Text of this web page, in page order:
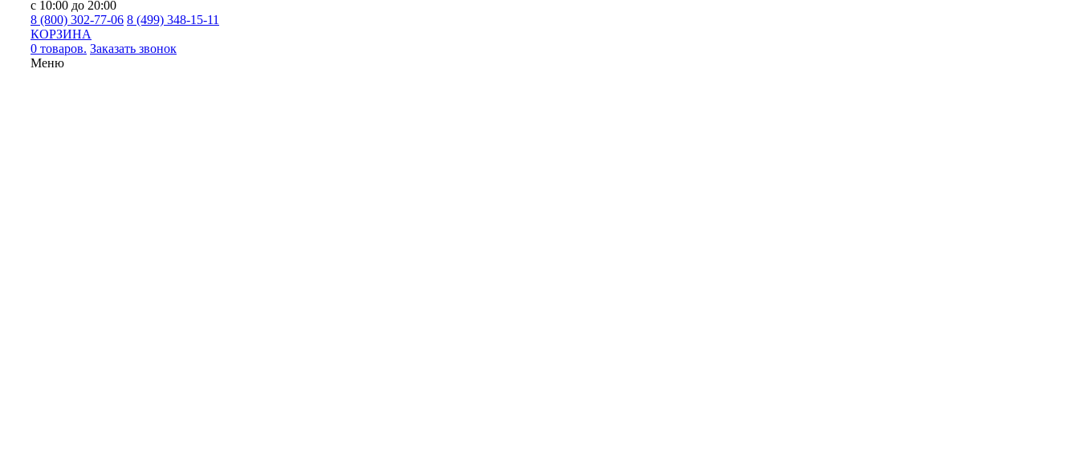
с 10:00 до 20:00
8 (800) 302-77-06 8 (499) 348-15-11
КОРЗИНА
0 товаров. Заказать звонок
Меню